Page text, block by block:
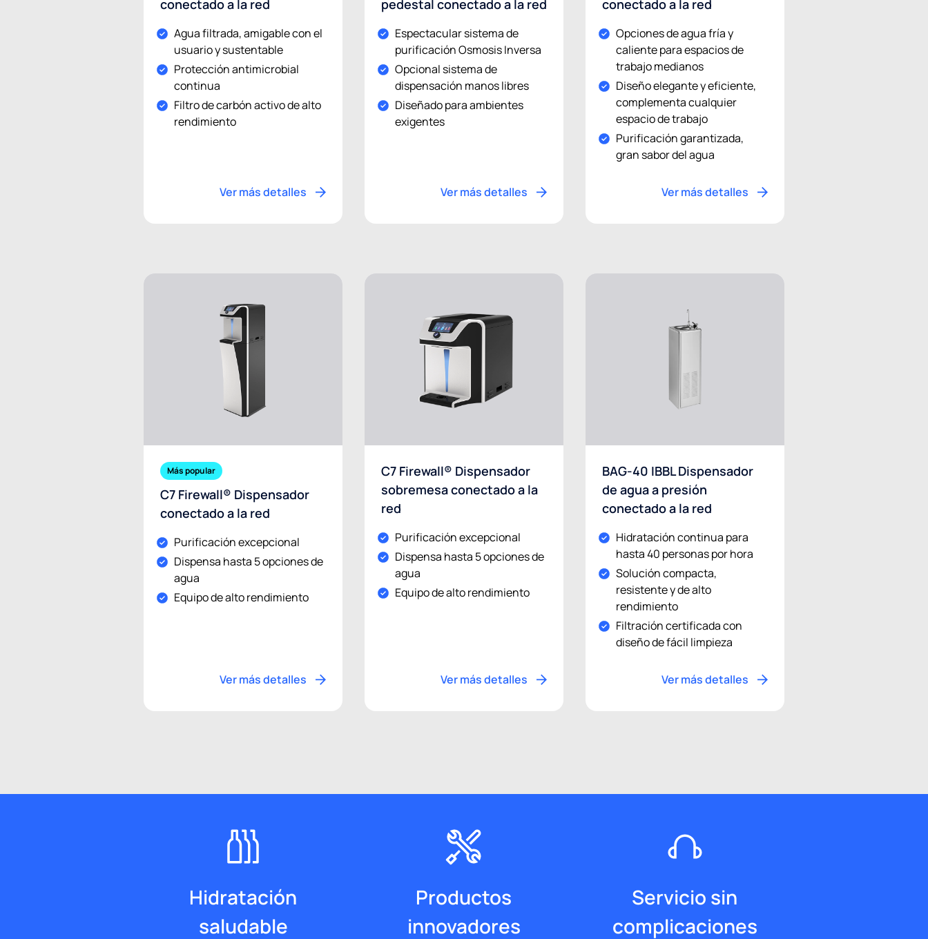
conectado a la red
Agua filtrada, amigable con el
usuario y sustentable
Protección antimicrobial
continua
Filtro de carbón activo de alto
rendimiento
Ver más detalles
pedestal conectado a la red
Espectacular sistema de
purificación Osmosis Inversa
Opcional sistema de
dispensación manos libres
Diseñado para ambientes
exigentes
Ver más detalles
conectado a la red
Opciones de agua fría y
caliente para espacios de
trabajo medianos
Diseño elegante y eficiente,
complementa cualquier
espacio de trabajo
Purificación garantizada,
gran sabor del agua
Ver más detalles
Más popular
C7 Firewall® Dispensador
conectado a la red
Purificación excepcional
Dispensa hasta 5 opciones de
agua
Equipo de alto rendimiento
Ver más detalles
C7 Firewall® Dispensador
sobremesa conectado a la
red
Purificación excepcional
Dispensa hasta 5 opciones de
agua
Equipo de alto rendimiento
Ver más detalles
BAG-40 IBBL Dispensador
de agua a presión
conectado a la red
Hidratación continua para
hasta 40 personas por hora
Solución compacta,
resistente y de alto
rendimiento
Filtración certificada con
diseño de fácil limpieza
Ver más detalles
Hidratación
saludable
Productos
innovadores
Servicio sin
complicaciones